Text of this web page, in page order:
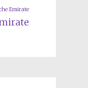
Emirate